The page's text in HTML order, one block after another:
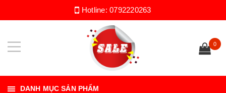
Hotline:0792220263
0
DANH MỤC SẢN PHẨM